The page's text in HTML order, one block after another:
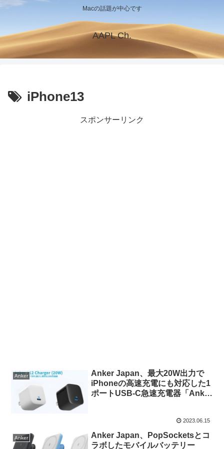
Macの話題が中心です
AAPL Ch.
iPhone13
スポンサーリンク
Anker
Anker Japan、最大20W出力で
iPhoneの高速充電にも対応した1
ポートUSB-C急速充電器「Anker
2023.06.15
Anker
Anker Japan、PopSocketsとコ
ラボしたモバイルバッテリー